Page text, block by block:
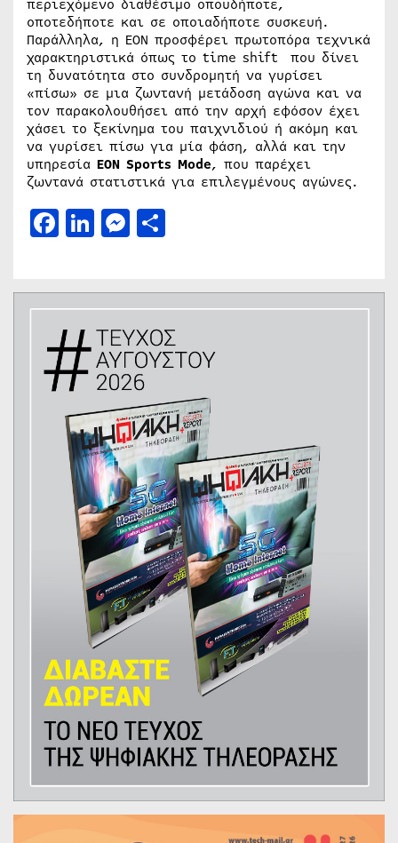
περιεχόμενο διαθέσιμο οπουδήποτε,
οποτεδήποτε και σε οποιαδήποτε συσκευή.
Παράλληλα, η ΕΟΝ προσφέρει πρωτοπόρα τεχνικά
χαρακτηριστικά όπως το time shift που δίνει
τη δυνατότητα στο συνδρομητή να γυρίσει
«πίσω» σε μια ζωντανή μετάδοση αγώνα και να
τον παρακολουθήσει από την αρχή εφόσον έχει
χάσει το ξεκίνημα του παιχνιδιού ή ακόμη και
να γυρίσει πίσω για μία φάση, αλλά και την
υπηρεσία EON Sports Mode, που παρέχει
ζωντανά στατιστικά για επιλεγμένους αγώνες.
Facebook
LinkedIn
Messenger